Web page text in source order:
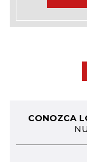
CONOZCA